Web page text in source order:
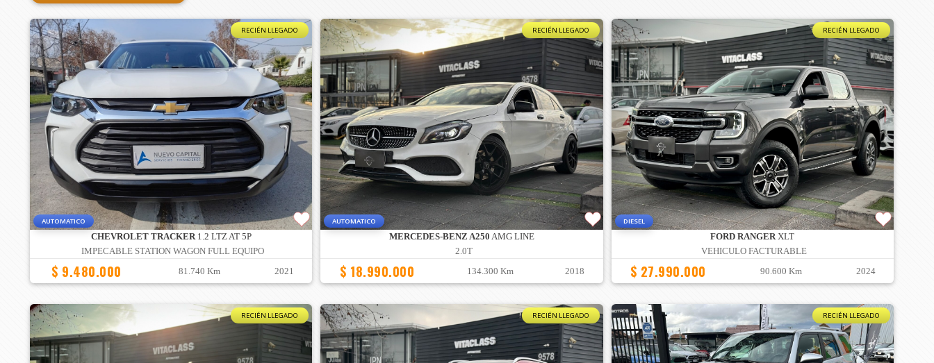
RECIÉN LLEGADO
AUTOMATICO
CHEVROLET TRACKER1.2 LTZ AT 5P
IMPECABLE STATION WAGON FULL EQUIPO
$ 9.480.000 81.740 Km 2021
RECIÉN LLEGADO
AUTOMATICO
MERCEDES-BENZ A250 AMG LINE
2.0T
$ 18.990.000 134.300 Km 2018
RECIÉN LLEGADO
DIESEL
FORD RANGERXLT
VEHICULO FACTURABLE
$ 27.990.000 90.600 Km 2024
RECIÉN LLEGADO RECIÉN LLEGADO RECIÉN LLEGADO